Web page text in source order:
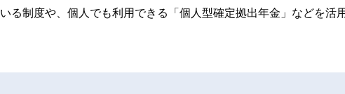
る制度や、個人でも利用できる「個人型確定拠出年金」などを活